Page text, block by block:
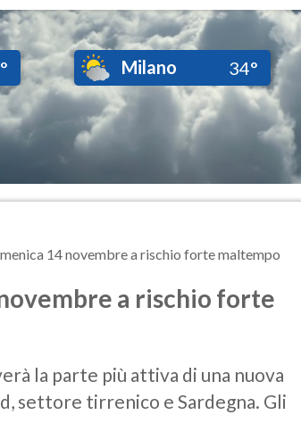
Milano 34°
14 novembre a rischio forte maltempo
a rischio forte
la parte più attiva di una nuova
settore tirrenico e Sardegna. Gli